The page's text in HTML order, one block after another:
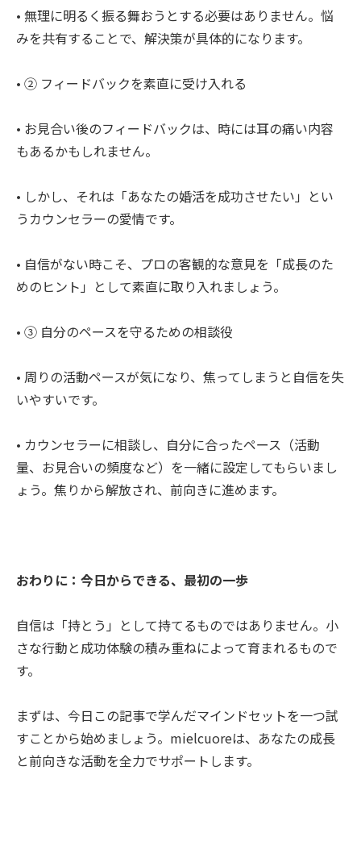
• 無理に明るく振る舞おうとする必要はありません。悩
みを共有することで、解決策が具体的になります。
• ② フィードバックを素直に受け入れる
• お見合い後のフィードバックは、時には耳の痛い内容
もあるかもしれません。
• しかし、それは「あなたの婚活を成功させたい」とい
うカウンセラーの愛情です。
• 自信がない時こそ、プロの客観的な意見を「成長のた
めのヒント」として素直に取り入れましょう。
• ③ 自分のペースを守るための相談役
• 周りの活動ペースが気になり、焦ってしまうと自信を失
いやすいです。
• カウンセラーに相談し、自分に合ったペース（活動
量、お見合いの頻度など）を一緒に設定してもらいまし
ょう。焦りから解放され、前向きに進めます。
おわりに：今日からできる、最初の一歩
自信は「持とう」として持てるものではありません。小
さな行動と成功体験の積み重ねによって育まれるもので
す。
まずは、今日この記事で学んだマインドセットを一つ試
すことから始めましょう。mielcuoreは、あなたの成長
と前向きな活動を全力でサポートします。